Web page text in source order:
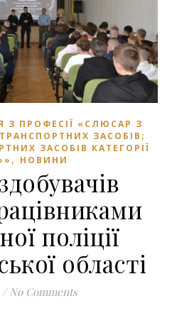
З ПРОФЕСІЇ «СЛЮСАР З
ЗАСОБІВ;
ЗАСОБІВ КАТЕГОРІЇ
, НОВИНИ
поліції
області
/ No Comments